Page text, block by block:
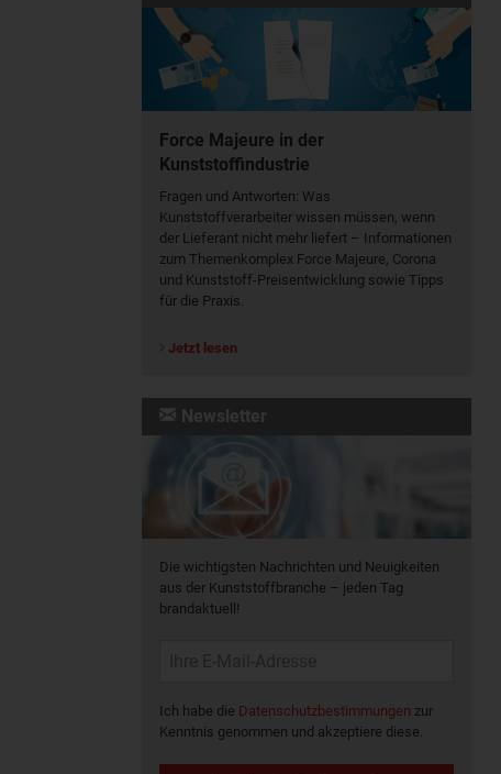
Force Majeure in der
Kunststoffindustrie
Fragen und Antworten: Was
Kunst­stoff­verarbeiter wissen müssen, wenn
der Lieferant nicht mehr liefert – Informationen
zum Themenkomplex Force Majeure, Corona
und Kunststoff-Preisentwicklung sowie Tipps
für die Praxis.
Jetzt lesen
Newsletter
Die wichtigsten Nachrichten und Neuigkeiten
aus der Kunststoffbranche – jeden Tag
brandaktuell!
Ich habe die Datenschutzbestimmungen zur
Kenntnis genommen und akzeptiere diese.